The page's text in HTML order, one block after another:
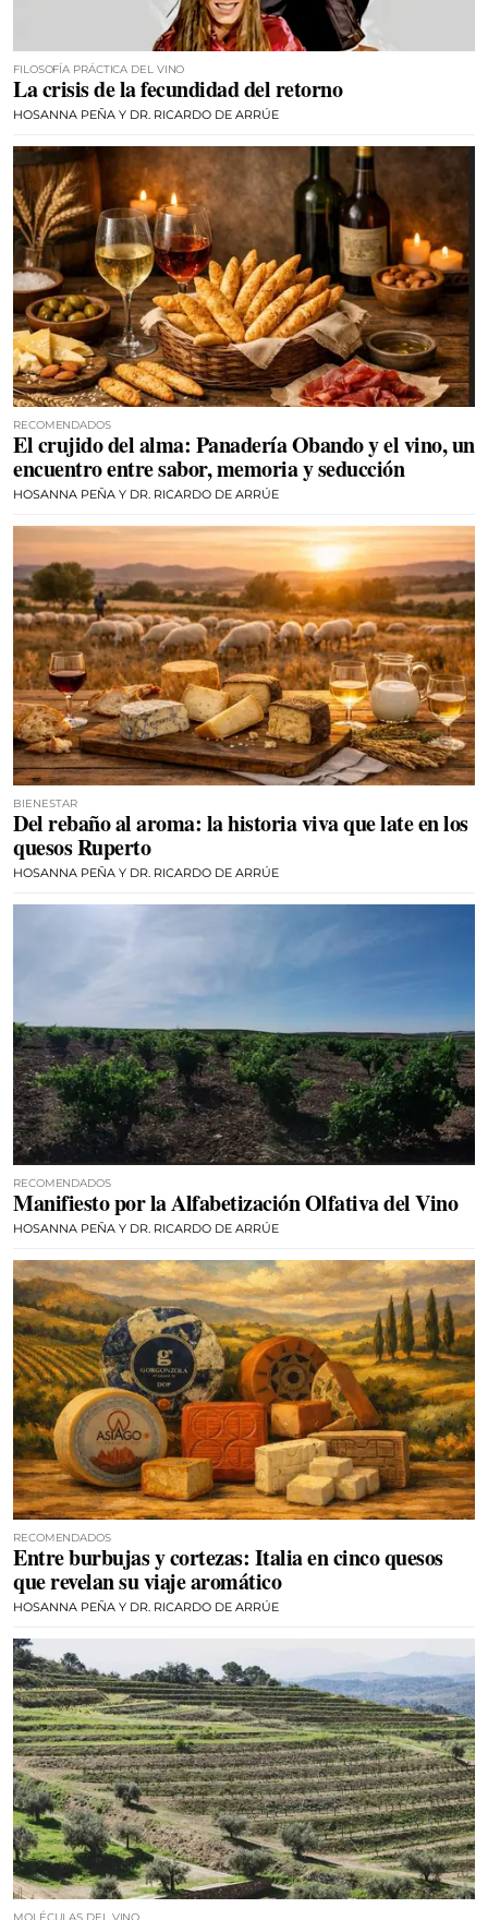
FILOSOFÍA PRÁCTICA DEL VINO
La crisis de la fecundidad del retorno
HOSANNA PEÑA Y DR. RICARDO DE ARRÚE
RECOMENDADOS
El crujido del alma: Panadería Obando y el vino, un
encuentro entre sabor, memoria y seducción
HOSANNA PEÑA Y DR. RICARDO DE ARRÚE
BIENESTAR
Del rebaño al aroma: la historia viva que late en los
quesos Ruperto
HOSANNA PEÑA Y DR. RICARDO DE ARRÚE
RECOMENDADOS
Manifiesto por la Alfabetización Olfativa del Vino
HOSANNA PEÑA Y DR. RICARDO DE ARRÚE
RECOMENDADOS
Entre burbujas y cortezas: Italia en cinco quesos
que revelan su viaje aromático
HOSANNA PEÑA Y DR. RICARDO DE ARRÚE
MOLÉCULAS DEL VINO